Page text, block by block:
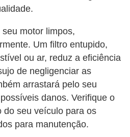
motor limpos,
Um filtro entupido,
ou ar, reduz a eficiência
de negligenciar as
arrastará pelo seu
danos. Verifique o
do seu veículo para os
para manutenção.